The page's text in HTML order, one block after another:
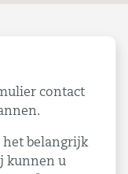
contact
het belangrijk
kunnen u